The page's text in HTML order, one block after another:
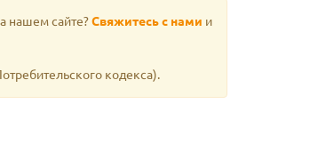
нашем сайте?Свяжитесь с нами и
кодекса).